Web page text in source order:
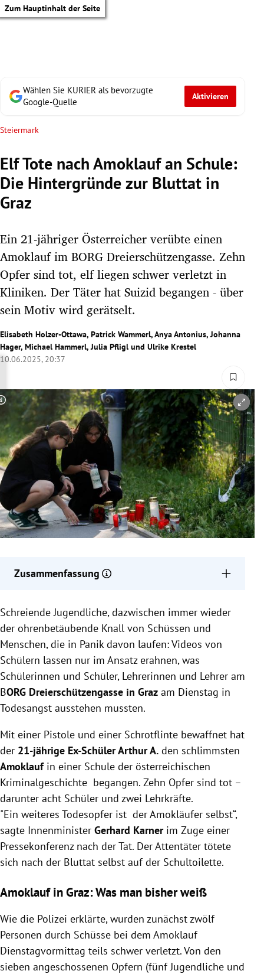
Zum Hauptinhalt der Seite
Untermenü
Untermenü
Untermenü
Untermenü
Untermenü
Untermenü
Untermenü
Untermenü
Untermenü
Untermenü
Wählen Sie KURIER als bevorzugte
Google-Quelle
Aktivieren
Steiermark
Elf Tote nach Amoklauf an Schule:
Die Hintergründe zur Bluttat in
Graz
Ein 21-jähriger Österreicher verübte einen
Amoklauf im BORG Dreierschützengasse. Zehn
Opfer sind tot, elf liegen schwer verletzt in
Kliniken. Der Täter hat Suizid begangen - über
sein Motiv wird gerätselt.
Elisabeth Holzer-Ottawa, Patrick Wammerl,Anya Antonius, Johanna
Hager, Michael Hammerl, Julia Pfligl und Ulrike Krestel
10.06.2025, 20:37
Copyright-Hinweis öffnen/schließen
Zusammenfassung
Dienstagvormittag einen Amoklauf an einer Grazer
Schule.
Am Dienstagabend gab es
11 Tote
, darunter befand
sich auch der Schütze. Mehrere Personen wurden
teils schwerverletzt.
Eine dreitägige Staatstrauer wird verhängt. Um
10.00 Uhr wird eine Trauerminute abgehalten.
Schreiende Jugendliche, dazwischen immer wieder
der ohrenbetäubende Knall von Schüssen und
Menschen, die in Panik davon laufen: Videos von
Schülern lassen nur im Ansatz erahnen, was
Schülerinnen und Schüler, Lehrerinnen und Lehrer am
BORG Dreierschützengasse in Graz am Dienstag in
Todesangst ausstehen mussten.
Mit einer Pistole und einer Schrotflinte bewaffnet hat
der 21-jährige Ex-Schüler Arthur A. den schlimmsten
Amoklauf in einer Schule der österreichischen
Kriminalgeschichte begangen. Zehn Opfer sind tot –
darunter acht Schüler und zwei Lehrkräfte.
"Ein weiteres Todesopfer ist der Amokläufer selbst“,
sagte Innenminister Gerhard Karnerim Zuge einer
Pressekonferenz nach der Tat. Der Attentäter tötete
sich nach der Bluttat selbst auf der Schultoilette.
Amoklauf in Graz: Was man bisher weiß
Wie die Polizei erklärte, wurden zunächst zwölf
Personen durch Schüsse bei dem Amoklauf
Dienstagvormittag teils schwer verletzt. Von den
sieben angeschossenen Opfern (fünf Jugendliche und